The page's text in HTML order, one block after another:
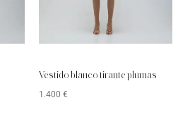
Vestido blanco tirante plumas
1.400 €